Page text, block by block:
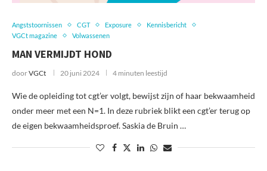
Angststoornissen CGT Exposure
Kennisbericht
VGCt magazine
Volwassenen
MAN VERMIJDT HOND
doorVGCt 20 juni 2024 4 minuten leestijd
Wie de opleiding tot cgt’er volgt, bewijst zijn of haar bekwaamheid
onder meer met een N=1. In deze rubriek blikt een cgt’er terug op
de eigen bekwaamheidsproef. Saskia de Bruin …